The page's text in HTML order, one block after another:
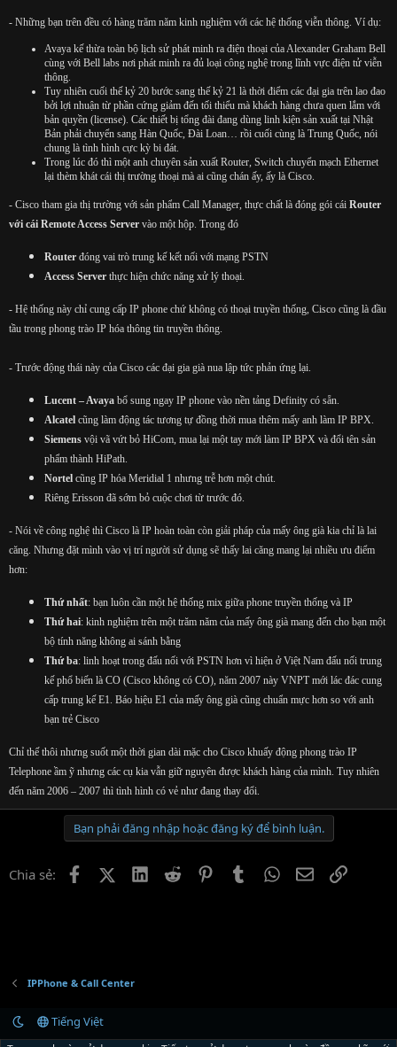
- Những bạn trên đều có hàng trăm năm kinh nghiệm với các hệ thống viễn thông. Ví dụ:
Avaya kế thừa toàn bộ lịch sử phát minh ra điện thoại của Alexander Graham Bell
cùng với Bell labs nơi phát minh ra đủ loại công nghệ trong lĩnh vực điện tử viễn
thông.
Tuy nhiên cuối thế kỷ 20 bước sang thế kỷ 21 là thời điểm các đại gia trên lao đao
bởi lợi nhuận từ phần cứng giảm đến tối thiểu mà khách hàng chưa quen lắm với
bản quyền (license). Các thiết bị tổng đài đang dùng linh kiện sản xuất tại Nhật
Bản phải chuyển sang Hàn Quốc, Đài Loan… rồi cuối cùng là Trung Quốc, nói
chung là tình hình cực kỳ bi đát.
Trong lúc đó thì một anh chuyên sản xuất Router, Switch chuyển mạch Ethernet
lại thèm khát cái thị trường thoại mà ai cũng chán ấy, ấy là Cisco.
- Cisco tham gia thị trường với sản phẩm Call Manager, thực chất là đóng gói cái Router
với cái Remote Access Server vào một hộp. Trong đó
Router đóng vai trò trung kế kết nối với mạng PSTN
Access Server thực hiện chức năng xử lý thoại.
- Hệ thống này chỉ cung cấp IP phone chứ không có thoại truyền thống, Cisco cũng là đầu
tầu trong phong trào IP hóa thông tin truyền thông.
- Trước động thái này của Cisco các đại gia già nua lập tức phản ứng lại.
Lucent – Avaya bổ sung ngay IP phone vào nền tảng Definity có sẵn.
Alcatel cũng làm động tác tương tự đồng thời mua thêm mấy anh làm IP BPX.
Siemens vội vã vứt bỏ HiCom, mua lại một tay mới làm IP BPX và đổi tên sản
phẩm thành HiPath.
Nortel cũng IP hóa Meridial 1 nhưng trễ hơn một chút.
Riêng Erisson đã sớm bỏ cuộc chơi từ trước đó.
- Nói về công nghệ thì Cisco là IP hoàn toàn còn giải pháp của mấy ông già kia chỉ là lai
căng. Nhưng đặt mình vào vị trí người sử dụng sẽ thấy lai căng mang lại nhiều ưu điểm
hơn:
Thứ nhất: bạn luôn cần một hệ thống mix giữa phone truyền thống và IP
Thứ hai: kinh nghiệm trên một trăm năm của mấy ông già mang đến cho bạn một
bộ tính năng không ai sánh bằng
Thứ ba: linh hoạt trong đấu nối với PSTN hơn vì hiện ở Việt Nam đấu nối trung
kế phổ biến là CO (Cisco không có CO), năm 2007 này VNPT mới lác đác cung
cấp trung kế E1. Báo hiệu E1 của mấy ông già cũng chuẩn mực hơn so với anh
bạn trẻ Cisco
Chỉ thế thôi nhưng suốt một thời gian dài mặc cho Cisco khuấy động phong trào IP
Telephone ầm ỹ nhưng các cụ kia vẫn giữ nguyên được khách hàng của mình. Tuy nhiên
đến năm 2006 – 2007 thì tình hình có vẻ như đang thay đổi.
Bạn phải đăng nhập hoặc đăng ký để bình luận.
Chia sẻ: FacebookX (Twitter)
LinkedIn
Reddit PinterestTumblrWhatsApp
EmailLink
IPPhone & Call Center
Tiếng Việt